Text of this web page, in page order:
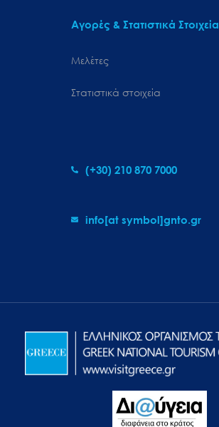
Αγορές & Στατιστικά Στοιχεία
Μελέτες
Στατιστικά στοιχεία
(+30) 210 870 7000
info[at symbol]gnto.gr